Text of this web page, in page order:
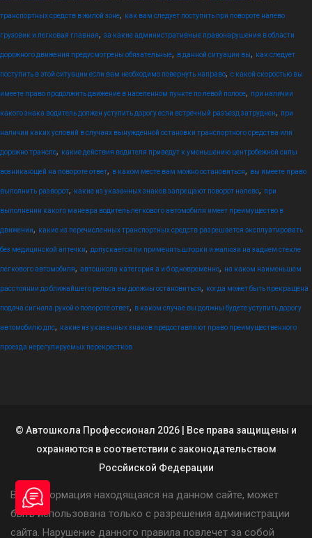
транспортных средств в жилой зоне, как вам следует поступить при повороте налево
грузовик и легковая главная, за какие административные правонарушения в области
дорожного движения предусмотрены обязательные, в данной ситуации вы, как следует
поступить в этой ситуации если вам необходимо повернуть направо, с какой скоростью вы
имеете право продолжить движение в населенном пункте по левой полосе, при наличии
какого знака водитель должен уступить дорогу если встречный разъезд затруднен, при
наличии каких условий в случаях вынужденной остановки транспортного средства или
дорожно транспо, какие действия водителя приведут к уменьшению центробежной силы
возникающей на повороте ответ, в каком месте вам можно остановиться, вы имеете право
выполнить разворот, какие из указанных знаков запрещают поворот налево, при
выполнении какого маневра водитель легкового автомобиля имеет преимущество в
движении, какие из перечисленных транспортных средств разрешается эксплуатировать
без медицинской аптечки, допускается ли применять шторки и жалюзи на заднем стекле
легкового автомобиля, автошкола категория а и б одновременно, на каком наименьшем
расстоянии до ближайшего рельса вы должны остановиться, когда может быть прекращена
подача сигнала рукой о повороте ответ, в каком случае вы должны будете уступить дорогу
автомобилю дпс, какие из указанных знаков предоставляют право преимущественного
проезда нерегулируемых перекрестков
© Автошкола Профессионал 2026 | Все права защищены и
охраняются в соответствии с законодательством
Россйиской Федерации
Вся информация находящаяся на данном сайте, может
быть использована только с разрешения администрации
сайта. Нарушение данного правила повлечет за собой